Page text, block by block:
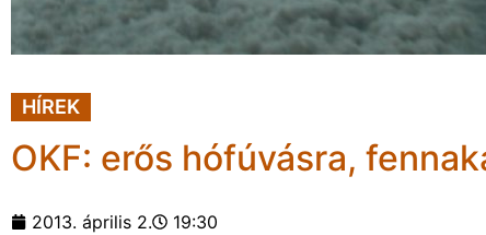
HÍREK
OKF: erős hófúvásra,
2013. április 2. 19:30